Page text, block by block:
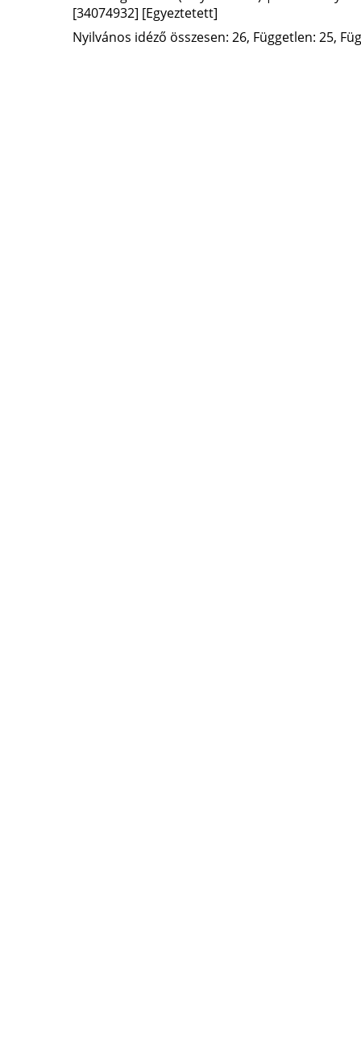
[34074932] [Egyeztetett]
Nyilvános idéző összesen: 26, Független: 25,